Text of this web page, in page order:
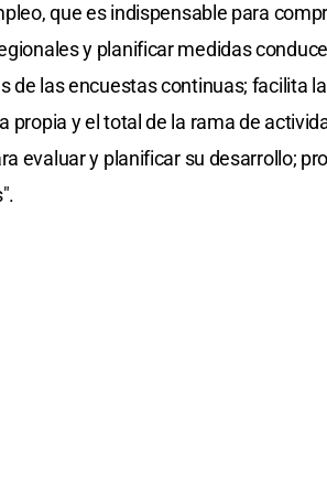
que es indispensable para
y planificar medidas
de las encuestas continuas; facilita
propia y el total de la rama de
evaluar y planificar su desarrollo;